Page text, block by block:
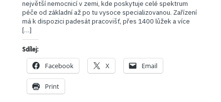
největší nemocnicí v zemi, kde poskytuje celé spektrum
péče od základní až po tu vysoce specializovanou. Zařízení
má k dispozici padesát pracovišť, přes 1400 lůžek a více
[…]
Sdílej:
Facebook X Email
Print